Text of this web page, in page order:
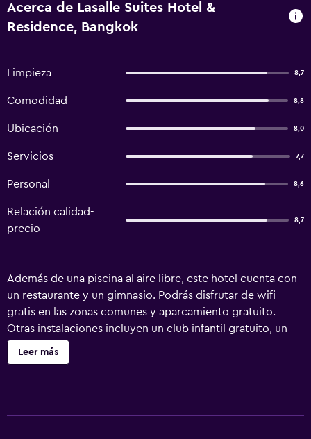
Acerca de Lasalle Suites Hotel &
Residence, Bangkok
Limpieza 8,7
Comodidad 8,8
Ubicación 8,0
Servicios 7,7
Personal 8,6
Relación calidad-
precio
8,7
Además de una piscina al aire libre, este hotel cuenta con
un restaurante y un gimnasio. Podrás disfrutar de wifi
gratis en las zonas comunes y aparcamiento gratuito.
Otras instalaciones incluyen un club infantil gratuito, un
centro de negocios y una zona para conferencias. Lasalle
Suites Hotel & Residence ofrece 34 alojamientos con aire
Leer más